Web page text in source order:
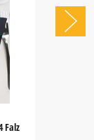
Falz